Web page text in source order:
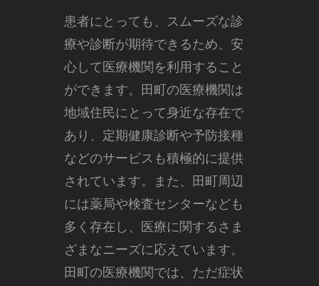
患者にとっても、スムーズな診
療や診断が期待できるため、安
心して医療機関を利用すること
ができます。田町の医療機関は
地域住民にとって身近な存在で
あり、定期健康診断や予防接種
などのサービスも積極的に提供
されています。また、田町周辺
には薬局や検査センターなども
多く存在し、医療に関するさま
ざまなニーズに応えています。
田町の医療機関では、ただ症状